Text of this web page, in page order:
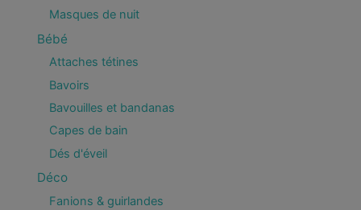
Masques de nuit
Bébé
Attaches tétines
Bavoirs
Bavouilles et bandanas
Capes de bain
Dés d'éveil
Déco
Fanions & guirlandes